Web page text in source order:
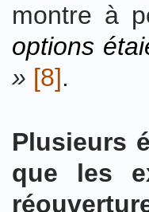
montre à
options
» [8].
Plusieurs
que les